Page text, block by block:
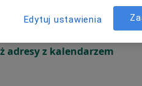
w Twojej lokalizacji.
adresy z kalendarzem
Edytuj ustawienia